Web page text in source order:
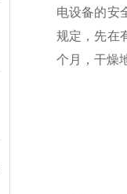
电设备的安
规定，先在
个月，干燥